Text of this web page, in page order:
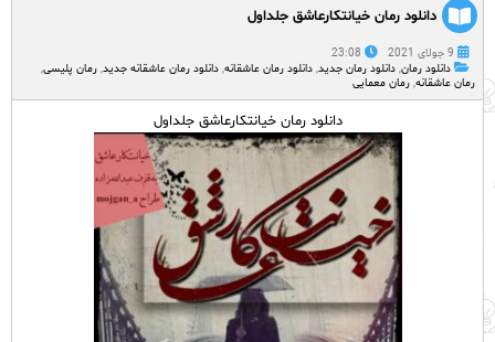
دانلود رمان خیانتکارعاشق جلداول
9 جولای 2021
23:08
دانلود رمان, دانلود رمان جدید, دانلود رمان عاشقانه, دانلود رمان عاشقانه جدید, رمان پلیسی,
رمان عاشقانه, رمان معمایی
دانلود رمان خیانتکارعاشق جلداول